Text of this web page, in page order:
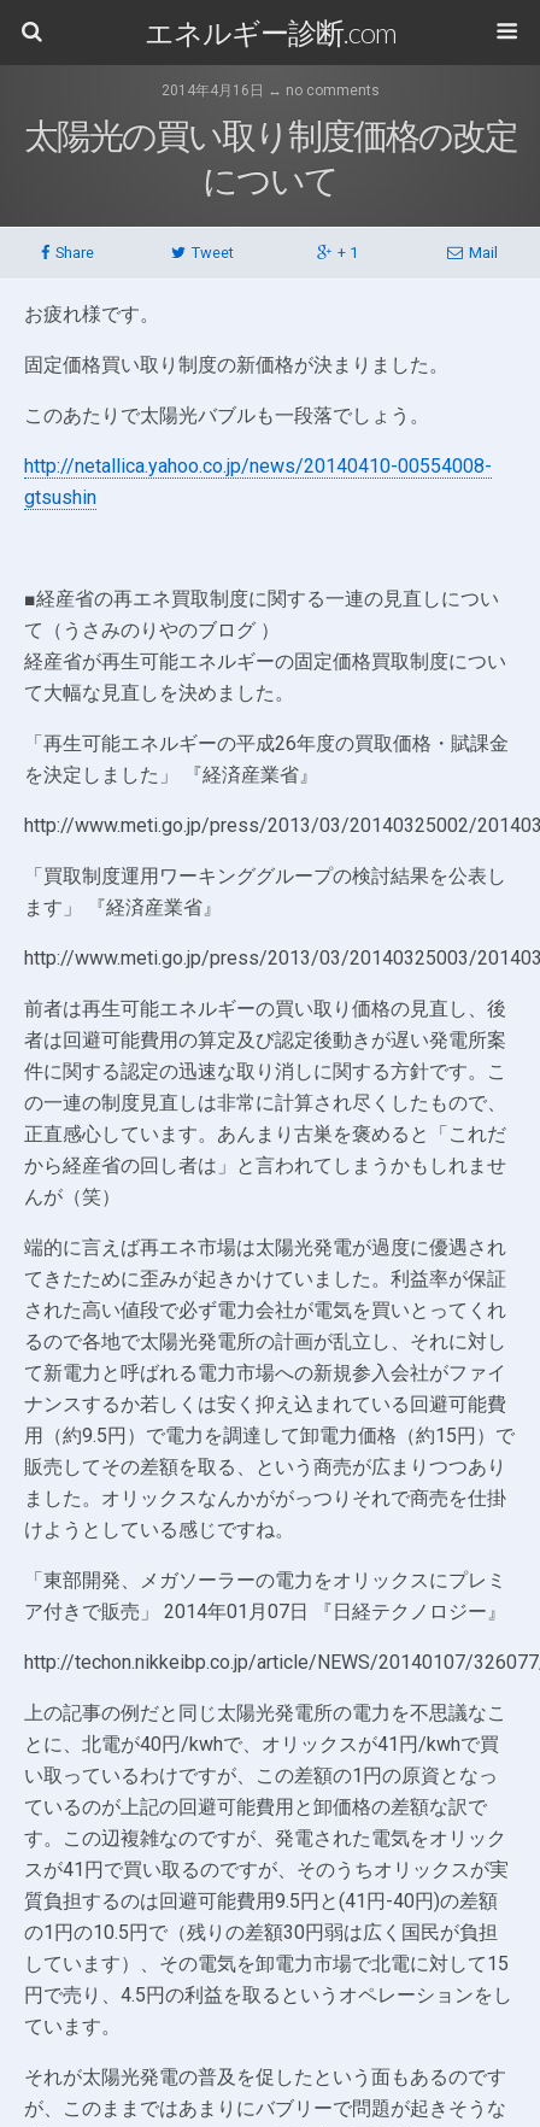
エネルギー診断.com
2014年4月16日 ↔ no comments
太陽光の買い取り制度価格の改定
について
Share Tweet + 1 Mail
お疲れ様です。
固定価格買い取り制度の新価格が決まりました。
このあたりで太陽光バブルも一段落でしょう。
http://netallica.yahoo.co.jp/news/20140410-00554008-
gtsushin
■経産省の再エネ買取制度に関する一連の見直しについ
て（うさみのりやのブログ ）
経産省が再生可能エネルギーの固定価格買取制度につい
て大幅な見直しを決めました。
「再生可能エネルギーの平成26年度の買取価格・賦課金
を決定しました」 『経済産業省』
http://www.meti.go.jp/press/2013/03/20140325002/
「買取制度運用ワーキンググループの検討結果を公表し
ます」 『経済産業省』
http://www.meti.go.jp/press/2013/03/20140325003/
前者は再生可能エネルギーの買い取り価格の見直し、後
者は回避可能費用の算定及び認定後動きが遅い発電所案
件に関する認定の迅速な取り消しに関する方針です。こ
の一連の制度見直しは非常に計算され尽くしたもので、
正直感心しています。あんまり古巣を褒めると「これだ
から経産省の回し者は」と言われてしまうかもしれませ
んが（笑）
端的に言えば再エネ市場は太陽光発電が過度に優遇され
てきたために歪みが起きかけていました。利益率が保証
された高い値段で必ず電力会社が電気を買いとってくれ
るので各地で太陽光発電所の計画が乱立し、それに対し
て新電力と呼ばれる電力市場への新規参入会社がファイ
ナンスするか若しくは安く抑え込まれている回避可能費
用（約9.5円）で電力を調達して卸電力価格（約15円）で
販売してその差額を取る、という商売が広まりつつあり
ました。オリックスなんかががっつりそれで商売を仕掛
けようとしている感じですね。
「東部開発、メガソーラーの電力をオリックスにプレミ
ア付きで販売」 2014年01月07日 『日経テクノロジー』
http://techon.nikkeibp.co.jp/article/NEWS/20140107/
上の記事の例だと同じ太陽光発電所の電力を不思議なこ
とに、北電が40円/kwhで、オリックスが41円/kwhで買
い取っているわけですが、この差額の1円の原資となっ
ているのが上記の回避可能費用と卸価格の差額な訳で
す。この辺複雑なのですが、発電された電気をオリック
スが41円で買い取るのですが、そのうちオリックスが実
質負担するのは回避可能費用9.5円と(41円-40円)の差額
の1円の10.5円で（残りの差額30円弱は広く国民が負担
しています）、その電気を卸電力市場で北電に対して15
円で売り、4.5円の利益を取るというオペレーションをし
ています。
それが太陽光発電の普及を促したという面もあるのです
が、このままではあまりにバブリーで問題が起きそうな